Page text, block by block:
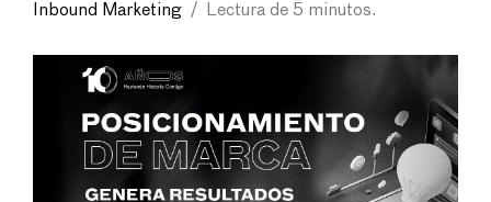
Inbound Marketing / Lectura de 5 minutos.